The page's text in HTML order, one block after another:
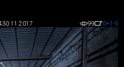
30.11.2017 99 0+1 -0